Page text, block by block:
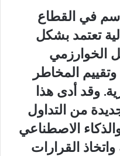
في القطاع
تعتمد بشكل
الخوارزمي
المخاطر
وقد أدى هذا
من التداول
الاصطناعي
واتخاذ القرارات